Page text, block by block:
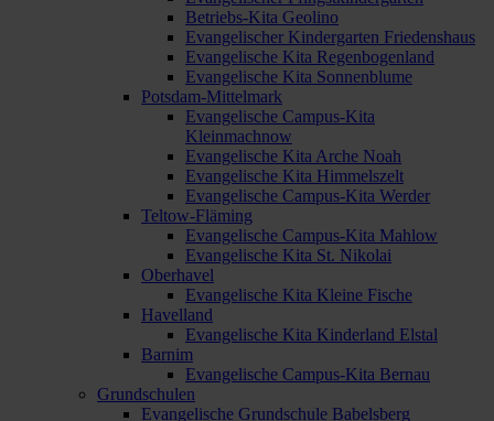
Betriebs-Kita Geolino
Evangelischer Kindergarten Friedenshaus
Evangelische Kita Regenbogenland
Evangelische Kita Sonnenblume
Potsdam-Mittelmark
Evangelische Campus-Kita
Kleinmachnow
Evangelische Kita Arche Noah
Evangelische Kita Himmelszelt
Evangelische Campus-Kita Werder
Teltow-Fläming
Evangelische Campus-Kita Mahlow
Evangelische Kita St. Nikolai
Oberhavel
Evangelische Kita Kleine Fische
Havelland
Evangelische Kita Kinderland Elstal
Barnim
Evangelische Campus-Kita Bernau
Grundschulen
Evangelische Grundschule Babelsberg